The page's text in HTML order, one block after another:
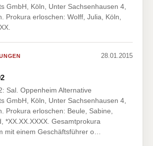
GmbH, Köln, Unter Sachsenhausen 4,
Prokura erloschen: Wolff, Julia, Köln,
28.01.2015
Sal. Oppenheim Alternative
GmbH, Köln, Unter Sachsenhausen 4,
Prokura erloschen: Beule, Sabine,
*XX.XX.XXXX. Gesamtprokura
mit einem Geschäftsführer o…